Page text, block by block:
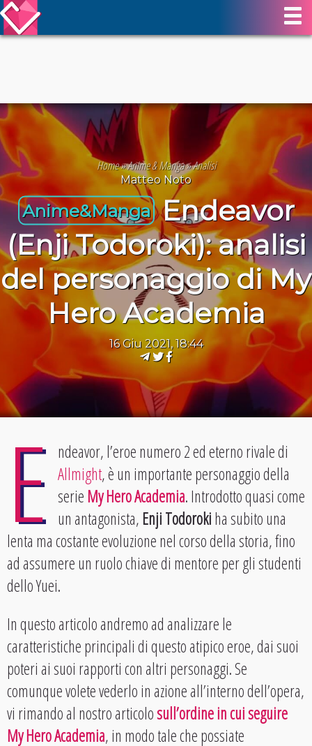
Home»Anime & Manga»Analisi
Matteo Noto
Anime&Manga Endeavor
(Enji Todoroki): analisi
del personaggio di My
Hero Academia
16 Giu 2021, 18:44
E ndeavor, l’eroe numero 2 ed eterno rivale di
Allmight, è un importante personaggio della
serieMy Hero Academia. Introdotto quasi come
un antagonista,Enji Todorokiha subito una
lenta ma costante evoluzione nel corso della storia, fino
ad assumere un ruolo chiave di mentore per gli studenti
dello Yuei.
In questo articolo andremo ad analizzare le
caratteristiche principali di questo atipico eroe, dai suoi
poteri ai suoi rapporti con altri personaggi. Se
comunque volete vederlo in azione all’interno dell’opera,
vi rimando al nostro articolosull’ordine in cui seguire
My Hero Academia, in modo tale che possiate